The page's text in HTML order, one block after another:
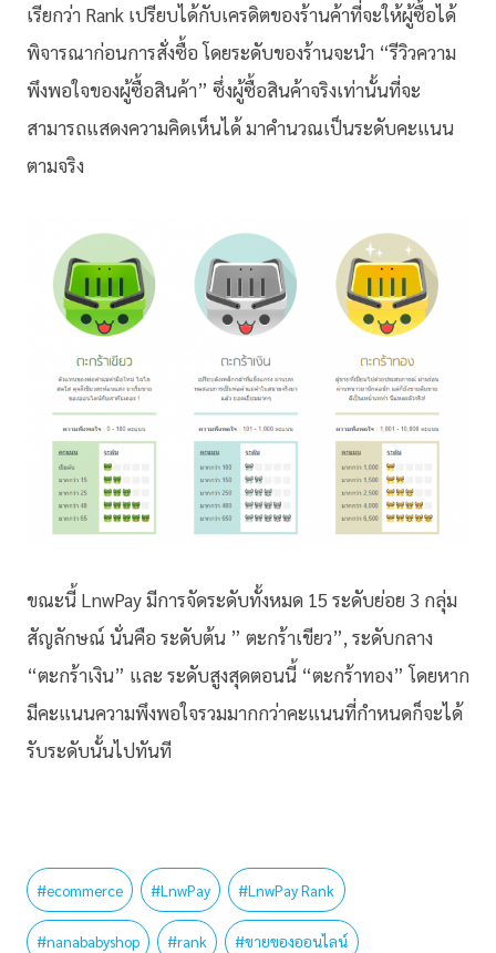
เรียกว่า Rank เปรียบได้กับเครดิตของร้านค้าที่จะให้ผู้ซื้อได้
พิจารณาก่อนการสั่งซื้อ โดยระดับของร้านจะนำ “รีวิวความ
พึงพอใจของผู้ซื้อสินค้า” ซึ่งผู้ซื้อสินค้าจริงเท่านั้นที่จะ
สามารถแสดงความคิดเห็นได้ มาคำนวณเป็นระดับคะแนน
ตามจริง
ขณะนี้ LnwPay มีการจัดระดับทั้งหมด 15 ระดับย่อย 3 กลุ่ม
สัญลักษณ์ นั่นคือ ระดับต้น ” ตะกร้าเขียว”, ระดับกลาง
“ตะกร้าเงิน” และ ระดับสูงสุดตอนนี้ “ตะกร้าทอง” โดยหาก
มีคะแนนความพึงพอใจรวมมากกว่าคะแนนที่กำหนดก็จะได้
รับระดับนั้นไปทันที
#ecommerce #LnwPay #LnwPay Rank
#nanababyshop #rank #ขายของออนไลน์